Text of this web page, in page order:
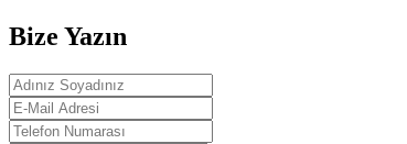
Bize Yazın